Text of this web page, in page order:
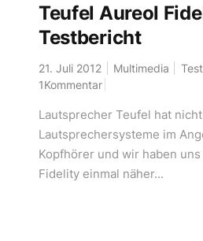
Teufel Aureol
Testbericht
21. Juli 2012 Multimedia
1Kommentar
Lautsprecher Teufel hat
Lautsprechersysteme im
Kopfhörer und wir haben
Fidelity einmal näher...